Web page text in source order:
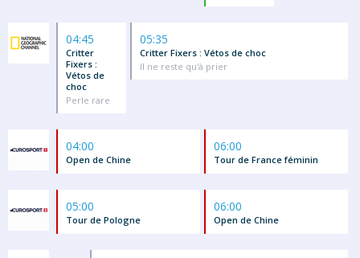
04:45
Critter
Fixers :
Vétos de
choc
Perle rare
05:35
Critter Fixers : Vétos de choc
Il ne reste qu'à prier
04:00
Open de Chine
06:00
Tour de France féminin
05:00
Tour de Pologne
06:00
Open de Chine